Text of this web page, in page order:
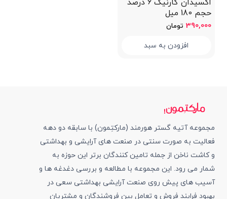
اکسيدان گارنیک 6 درصد
حجم 180 میل
390,000 تومان
افزودن به سبد
مجموعه آتیه گستر هورمند (مارکتِمون) با سابقه دو دهه
فعالیت به صورت سنتی در صنعت های آرایشی و بهداشتی
و کاشت ناخن از جمله تامین کنندگان برتر این حوزه به
شمار می رود. این مجموعه با مطالعه و بررسی دغدغه ها و
آسیب های پیش روی صنعت آرایشی بهداشتی سعی در
بهبود فرایند فروش و تعامل بین فروشندگان و مشتریان